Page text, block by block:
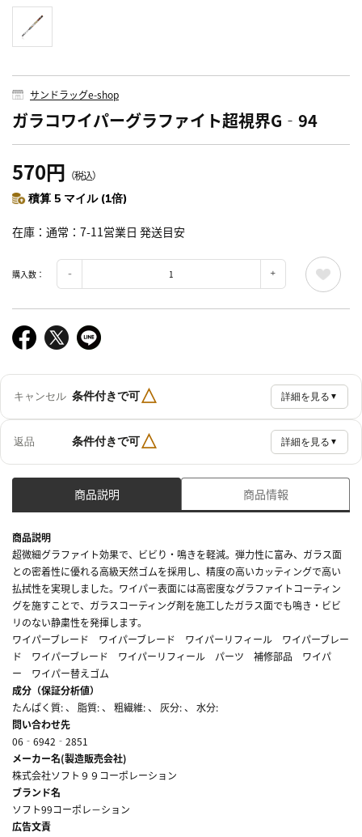
サンドラッグe-shop
ガラコワイパーグラファイト超視界G‐94
570円 （税込）
積算 5 マイル (1倍)
在庫 通常：7-11営業日 発送目安
購入数：
キャンセル 条件付きで可△ 詳細を見る ▼
返品 条件付きで可△ 詳細を見る ▼
商品説明 商品情報
商品説明
超微細グラファイト効果で、ビビり・鳴きを軽減。弾力性に富み、ガラス面
との密着性に優れる高級天然ゴムを採用し、精度の高いカッティングで高い
払拭性を実現しました。ワイパー表面には高密度なグラファイトコーティン
グを施すことで、ガラスコーティング剤を施工したガラス面でも鳴き・ビビ
リのない静粛性を発揮します。
ワイパーブレード ワイパーブレード ワイパーリフィール ワイパーブレー
ド ワイパーブレード ワイパーリフィール パーツ 補修部品 ワイパ
ー ワイパー替えゴム
成分（保証分析値）
たんぱく質: 、 脂質: 、 粗繊維: 、 灰分: 、 水分:
問い合わせ先
06‐6942‐2851
メーカー名(製造販売会社)
株式会社ソフト９９コーポレーション
ブランド名
ソフト99コーポレ－ション
広告文責